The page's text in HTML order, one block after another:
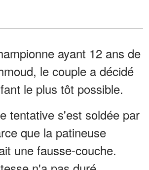
ayant 12 ans de
le couple a décidé
le plus tôt possible.
tentative s'est soldée par
que la patineuse
une fausse-couche.